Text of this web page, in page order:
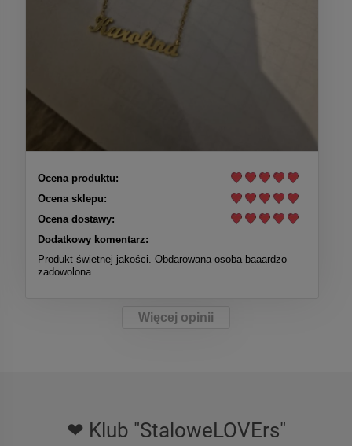
Ocena produktu:
Ocena sklepu:
Ocena dostawy:
Dodatkowy komentarz:
Produkt świetnej jakości. Obdarowana osoba baaardzo
zadowolona.
Więcej opinii
❤ Klub "StaloweLOVErs"